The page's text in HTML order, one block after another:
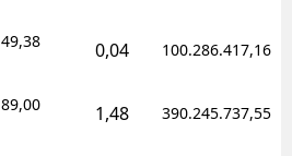
49,38 0,04 100.286.417,16
89,00 1,48 390.245.737,55